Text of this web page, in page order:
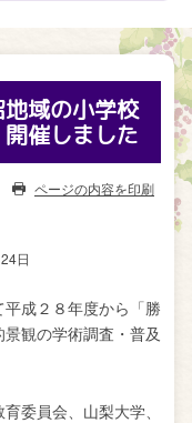
地域の小学校
催しました
ページの内容を印刷
日
成２８年度から「勝
観の学術調査・普及
委員会、山梨大学、